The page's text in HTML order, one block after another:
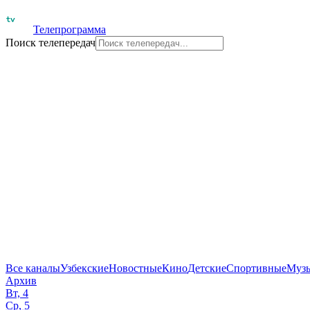
Телепрограмма
Поиск телепередач
Все каналыУзбекскиеНовостныеКиноДетскиеСпортивные
Архив
Вт, 4
Ср, 5